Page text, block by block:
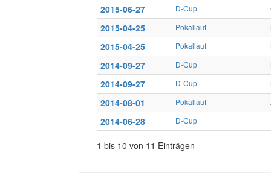
2015-06-27 D-Cup
2015-04-25 Pokallauf
2015-04-25 Pokallauf
2014-09-27 D-Cup
2014-09-27 D-Cup
2014-08-01 Pokallauf
2014-06-28 D-Cup
1 bis 10 von 11 Einträgen